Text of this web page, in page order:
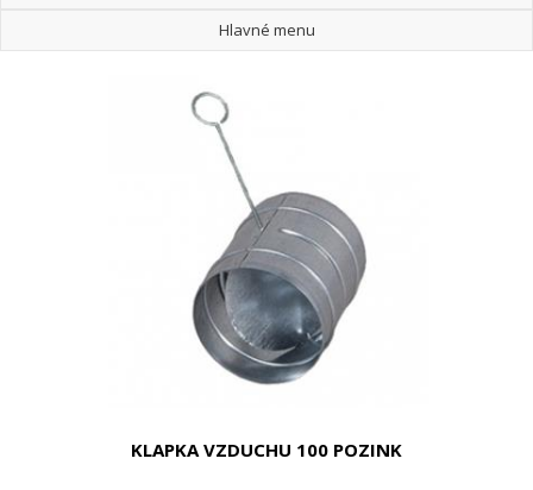
Hlavné menu
KLAPKA VZDUCHU 100 POZINK